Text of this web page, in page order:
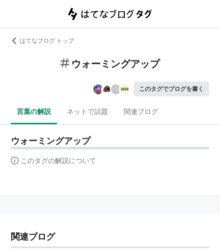
はてなブログ トップ
ウォーミングアップ
このタグでブログを書く
言葉の解説 ネットで話題 関連ブログ
ウォーミングアップ
このタグの解説について
関連ブログ